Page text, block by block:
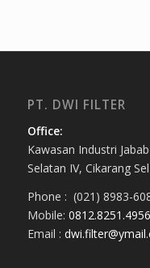
PT. DWI FILTER
Office:
Kawasan Industri
Selatan IV, Cikarang
Phone : (021) 8983-
Mobile: 0812.8251.4956
Email :